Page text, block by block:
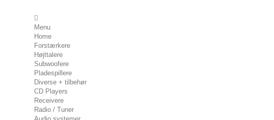
Menu
Home
Forstærkere
Højttalere
Subwoofere
Pladespillere
Diverse + tilbehør
CD Players
Receivere
Radio / Tuner